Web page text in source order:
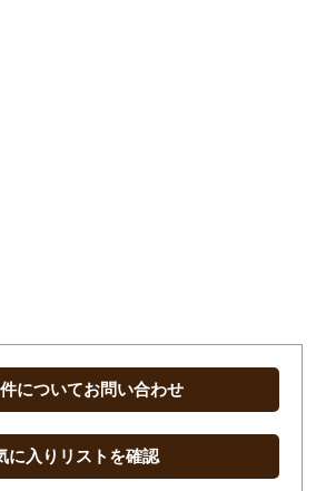
についてお問い合わせ
に入りリストを確認